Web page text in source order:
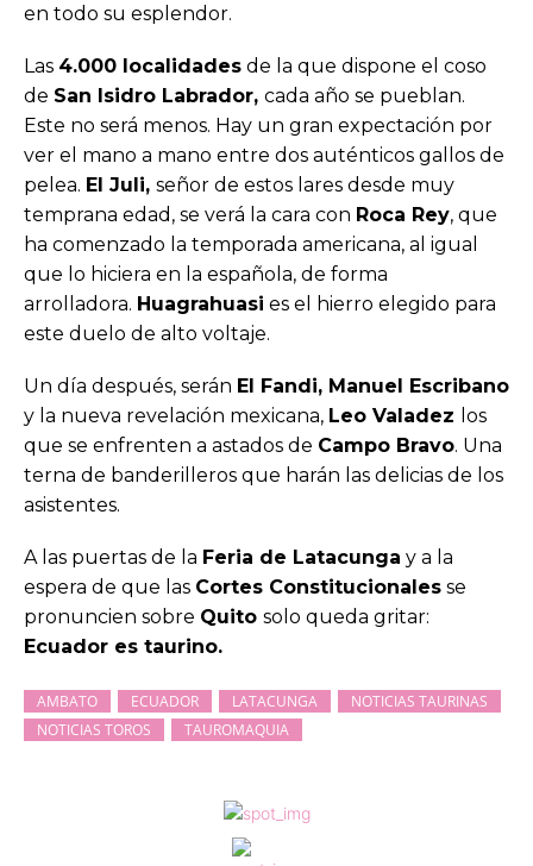
en todo su esplendor.
Las 4.000 localidades de la que dispone el coso
de San Isidro Labrador, cada año se pueblan.
Este no será menos. Hay un gran expectación por
ver el mano a mano entre dos auténticos gallos de
pelea. El Juli, señor de estos lares desde muy
temprana edad, se verá la cara con Roca Rey, que
ha comenzado la temporada americana, al igual
que lo hiciera en la española, de forma
arrolladora. Huagrahuasi es el hierro elegido para
este duelo de alto voltaje.
Un día después, serán El Fandi, Manuel Escribano
y la nueva revelación mexicana, Leo Valadez los
que se enfrenten a astados de Campo Bravo. Una
terna de banderilleros que harán las delicias de los
asistentes.
A las puertas de la Feria de Latacunga y a la
espera de que las Cortes Constitucionales se
pronuncien sobre Quito solo queda gritar:
Ecuador es taurino.
AMBATO ECUADOR LATACUNGA
NOTICIAS TAURINAS
NOTICIAS TOROS
TAUROMAQUIA